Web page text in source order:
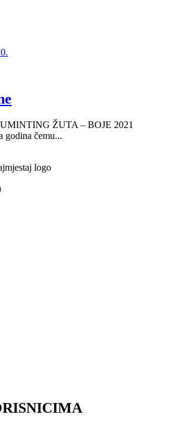
ŽUTA – BOJE 2021
godina čemu...